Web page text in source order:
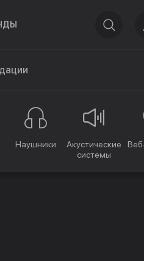
Наушники
Акустические
системы